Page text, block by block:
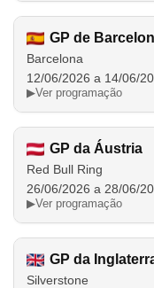
GP de
Barcelona
12/06/2026 a 14/06/
▶Ver programação
GP da Áustria
Red Bull Ring
26/06/2026 a 28/06/
▶Ver programação
GP da
Silverstone